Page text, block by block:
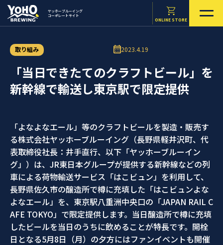
ヤッホーブルーイング
コーポレートサイト
ONLINE STORE
取り組み 2023.4.19
「当日できたてのクラフトビール」を
新幹線で輸送し東京駅で限定提供
「よなよなエール」等のクラフトビールを製造・販売す
る株式会社ヤッホーブルーイング（長野県軽井沢町、代
表取締役社長：井手直行、以下「ヤッホーブルーイン
グ」）は、JR東日本グループが提供する新幹線などの列
車による荷物輸送サービス「はこビュン」を利用して、
長野県佐久市の醸造所で樽に充填した「はこビュンよな
よなエール」を、東京駅八重洲中央口の「JAPAN RAIL C
AFE TOKYO」で限定提供します。当日醸造所で樽に充填
したビールを当日のうちに飲めることが特長です。開栓
日となる5月8日（月）の夕方にはファンイベントも開催